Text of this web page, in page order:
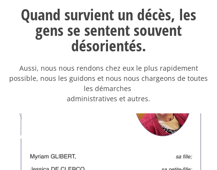
Quand survient un décès, les
gens se sentent souvent
désorientés.
Aussi, nous nous rendons chez eux le plus rapidement
possible, nous les guidons et nous nous chargeons de toutes
les démarches
administratives et autres.